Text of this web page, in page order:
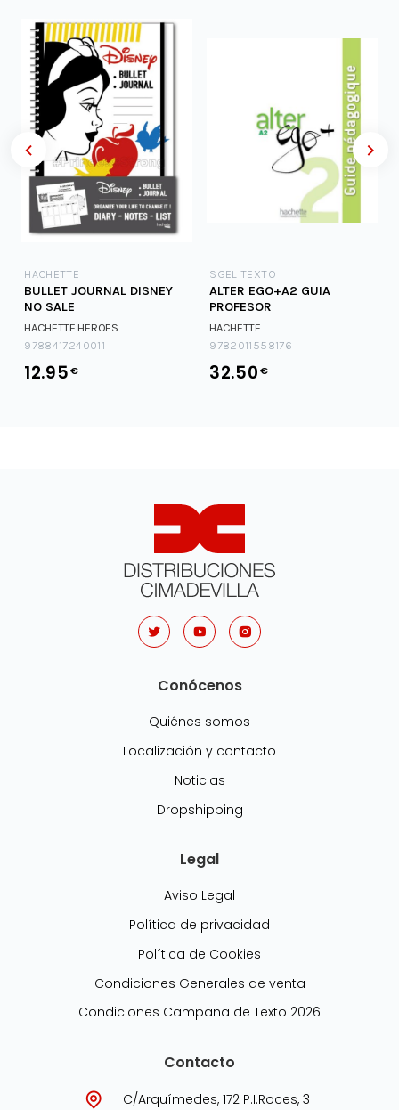
HACHETTE
BULLET JOURNAL DISNEY
NO SALE
HACHETTE HEROES
9788417240011
12.95€
SGEL TEXTO
ALTER EGO+A2 GUIA
PROFESOR
HACHETTE
9782011558176
32.50€
Conócenos
Quiénes somos
Localización y contacto
Noticias
Dropshipping
Legal
Aviso Legal
Política de privacidad
Política de Cookies
Condiciones Generales de venta
Condiciones Campaña de Texto 2026
Contacto
C/Arquímedes, 172 P.I.Roces, 3